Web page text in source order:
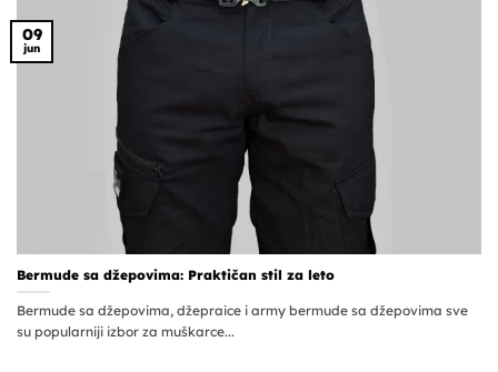
Bermude sa džepovima: Praktičan stil za leto
Bermude sa džepovima, džepraice i army bermude sa džepovima sve
su popularniji izbor za muškarce...
09
jun